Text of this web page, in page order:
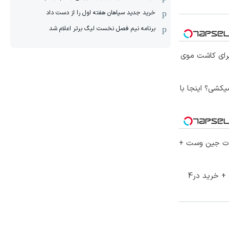
کاشت موی
اینجا با
جین وست +
70% تخفیف ویژه جین وست + خرید در4
خرید جدید سپاهان هفته اول را از دست داد
برنامه نیم فصل نخست لیگ برتر اعلام شد